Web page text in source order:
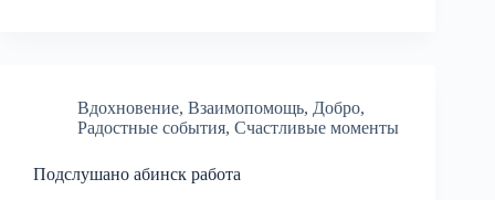
Вдохновение, Взаимопомощь, Добро,
Радостные события, Счастливые моменты
Подслушано абинск работа